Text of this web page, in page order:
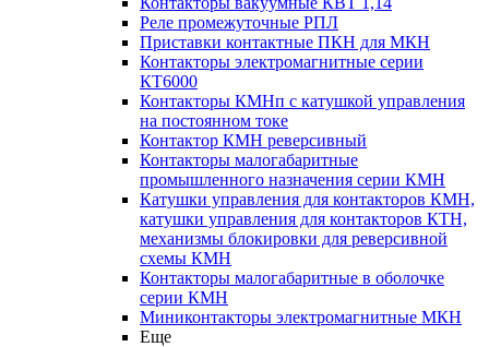
Реле промежуточные РПЛ
Приставки контактные ПКН для МКН
Контакторы электромагнитные серии
КТ6000
Контакторы КМНп с катушкой управления
на постоянном токе
Контактор КМН реверсивный
Контакторы малогабаритные
промышленного назначения серии КМН
Катушки управления для контакторов КМН,
катушки управления для контакторов КТН,
механизмы блокировки для реверсивной
схемы КМН
Контакторы малогабаритные в оболочке
серии КМН
Миниконтакторы электромагнитные МКН
Еще